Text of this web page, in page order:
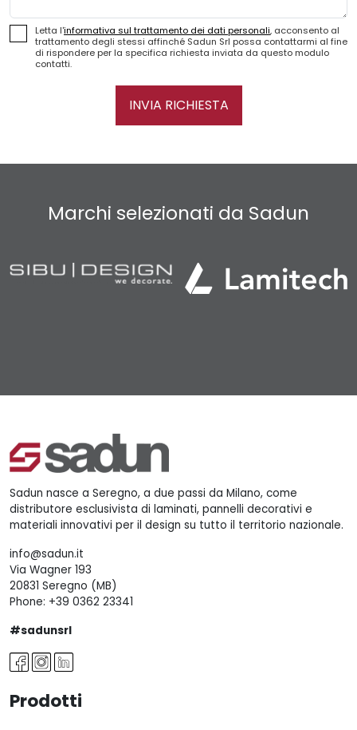
Letta l'informativa sul trattamento dei dati personali, acconsento al
trattamento degli stessi affinché Sadun Srl possa contattarmi al fine
di rispondere per la specifica richiesta inviata da questo modulo
contatti.
INVIA RICHIESTA
Marchi selezionati da Sadun
Sadun nasce a Seregno, a due passi da Milano, come
distributore esclusivista di laminati, pannelli decorativi e
materiali innovativi per il design su tutto il territorio nazionale.
info@sadun.it
Via Wagner 193
20831 Seregno (MB)
Phone: +39 0362 23341
#sadunsrl
Prodotti